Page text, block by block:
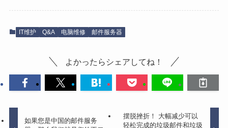
IT维护 Q&A 电脑维修 邮件服务器
よかったらシェアしてね！
如果您是中国的邮件服务
摆脱挫折！ 大幅减少可以
轻松完成的垃圾邮件和垃圾